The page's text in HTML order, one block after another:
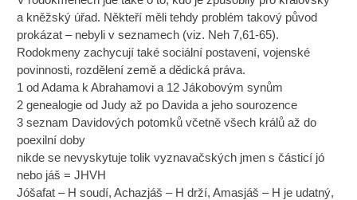
a kněžský úřad. Někteří měli tehdy problém takový původ
prokázat – nebyli v seznamech (viz. Neh 7,61-65).
Rodokmeny zachycují také sociální postavení, vojenské
povinnosti, rozdělení země a dědická práva.
1 od Adama k Abrahamovi a 12 Jákobovým synům
2 genealogie od Judy až po Davida a jeho sourozence
3 seznam Davidových potomků včetně všech králů až do
poexilní doby
nikde se nevyskytuje tolik vyznavačských jmen s částicí jó
nebo jáš = JHVH
Jóšafat – H soudí, Achazjáš – H drží, Amasjáš – H je udatný,